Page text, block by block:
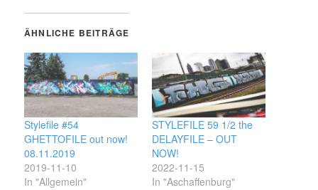
ÄHNLICHE BEITRÄGE
Stylefile #54
GHETTOFILE out now!
08.11.2019
2019-11-10
In "Allgemein"
STYLEFILE 59 1/2 the
DELAYFILE – OUT
NOW!
2022-11-15
In "Aschaffenburg"